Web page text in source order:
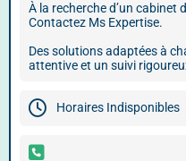
À la recherche d’un cabinet
Contactez Ms Expertise.
Des solutions adaptées à
attentive et un suivi
Horaires Indisponibles